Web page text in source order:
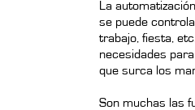
La
se puede
trabajo, fiesta,
necesidades
que surca los
Son muchas las